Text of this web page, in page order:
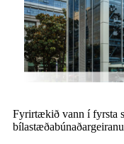
Fyrirtækið vann í fyrsta